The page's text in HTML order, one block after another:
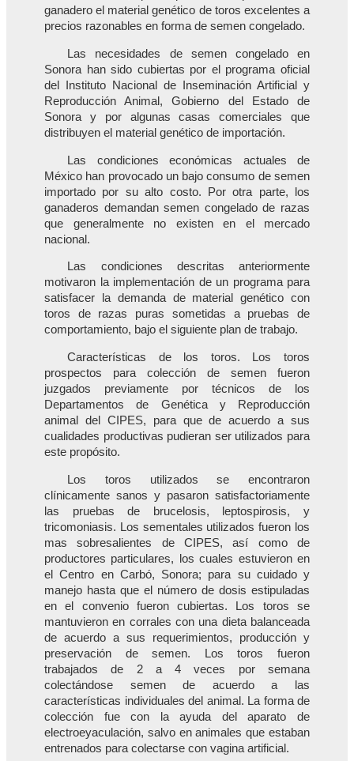
ganadero el material genético de toros excelentes a
precios razonables en forma de semen congelado.
Las necesidades de semen congelado en
Sonora han sido cubiertas por el programa oficial
del Instituto Nacional de Inseminación Artificial y
Reproducción Animal, Gobierno del Estado de
Sonora y por algunas casas comerciales que
distribuyen el material genético de importación.
Las condiciones económicas actuales de
México han provocado un bajo consumo de semen
importado por su alto costo. Por otra parte, los
ganaderos demandan semen congelado de razas
que generalmente no existen en el mercado
nacional.
Las condiciones descritas anteriormente
motivaron la implementación de un programa para
satisfacer la demanda de material genético con
toros de razas puras sometidas a pruebas de
comportamiento, bajo el siguiente plan de trabajo.
Características de los toros. Los toros
prospectos para colección de semen fueron
juzgados previamente por técnicos de los
Departamentos de Genética y Reproducción
animal del CIPES, para que de acuerdo a sus
cualidades productivas pudieran ser utilizados para
este propósito.
Los toros utilizados se encontraron
clínicamente sanos y pasaron satisfactoriamente
las pruebas de brucelosis, leptospirosis, y
tricomoniasis. Los sementales utilizados fueron los
mas sobresalientes de CIPES, así como de
productores particulares, los cuales estuvieron en
el Centro en Carbó, Sonora; para su cuidado y
manejo hasta que el número de dosis estipuladas
en el convenio fueron cubiertas. Los toros se
mantuvieron en corrales con una dieta balanceada
de acuerdo a sus requerimientos, producción y
preservación de semen. Los toros fueron
trabajados de 2 a 4 veces por semana
colectándose semen de acuerdo a las
características individuales del animal. La forma de
colección fue con la ayuda del aparato de
electroeyaculación, salvo en animales que estaban
entrenados para colectarse con vagina artificial.